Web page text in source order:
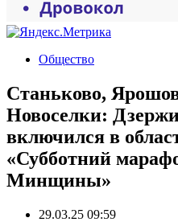
Общество
Станьково,
Новоселки:
включился в
«Субботний
Минщины»
29.03.25 09:59